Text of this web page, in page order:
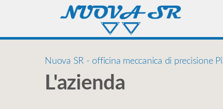
Nuova SR - officina meccanica di precisione
L'azienda